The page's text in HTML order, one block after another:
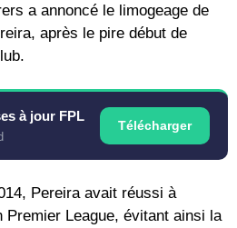
a annoncé le limogeage de
après le pire début de
à jour FPL
Télécharger
Pereira avait réussi à
Premier League, évitant ainsi la